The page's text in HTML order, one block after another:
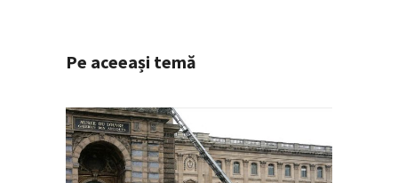
Pe aceeași temă